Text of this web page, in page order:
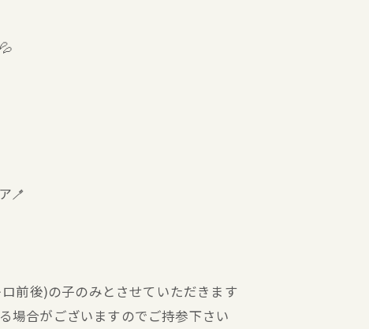
🪥
前後)の子のみとさせていただきます
場合がございますのでご持参下さい